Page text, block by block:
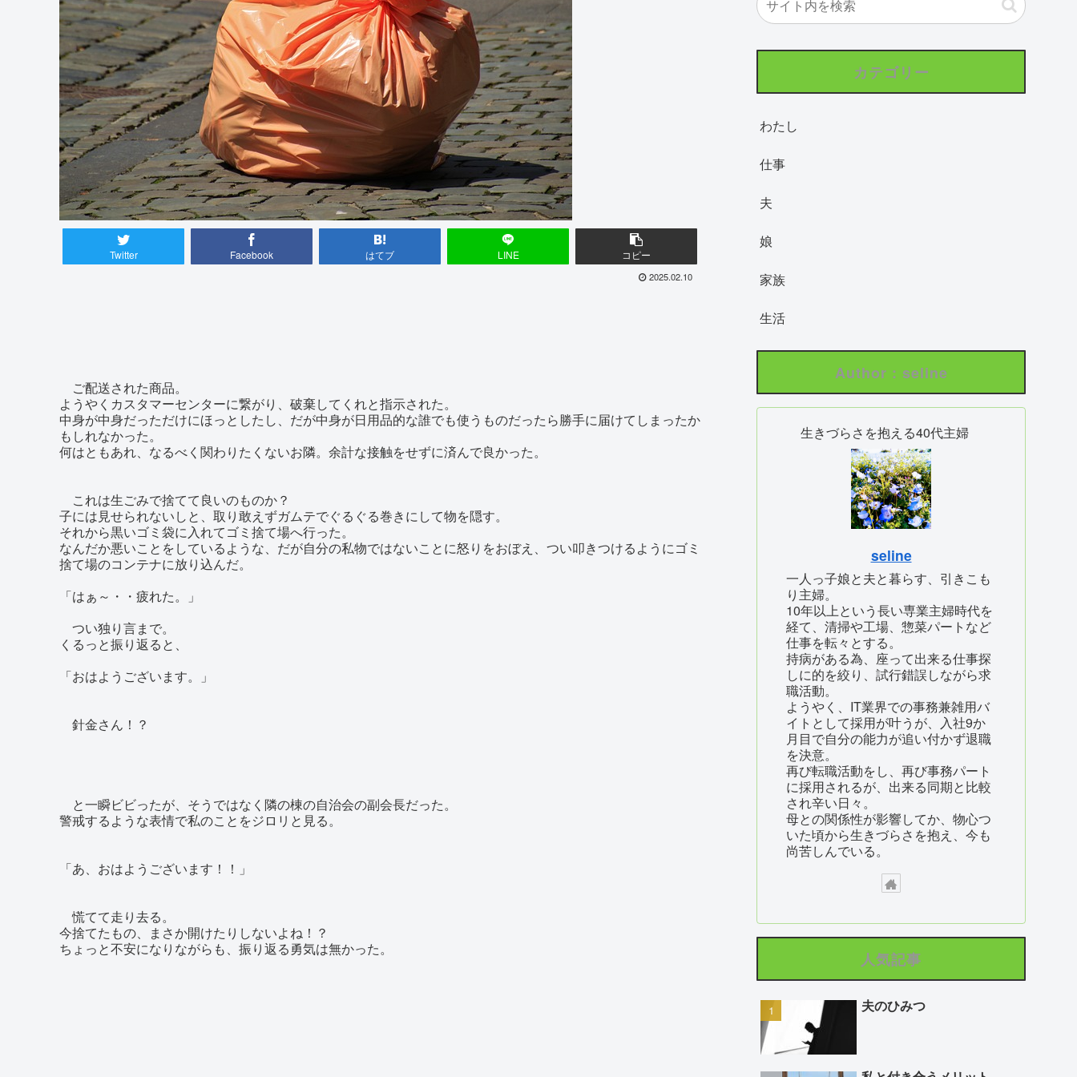
Twitter Facebook はてブ LINE コピー
2025.02.10
ご配送された商品。
ようやくカスタマーセンターに繋がり、破棄してくれと指示された。
中身が中身だっただけにほっとしたし、だが中身が日用品的な誰でも使うものだったら勝手に届けてしまったか
もしれなかった。
何はともあれ、なるべく関わりたくないお隣。余計な接触をせずに済んで良かった。
これは生ごみで捨てて良いのものか？
子には見せられないしと、取り敢えずガムテでぐるぐる巻きにして物を隠す。
それから黒いゴミ袋に入れてゴミ捨て場へ行った。
なんだか悪いことをしているような、だが自分の私物ではないことに怒りをおぼえ、つい叩きつけるようにゴミ
捨て場のコンテナに放り込んだ。
「はぁ～・・疲れた。」
つい独り言まで。
くるっと振り返ると、
「おはようございます。」
針金さん！？
と一瞬ビビったが、そうではなく隣の棟の自治会の副会長だった。
警戒するような表情で私のことをジロリと見る。
「あ、おはようございます！！」
慌てて走り去る。
今捨てたもの、まさか開けたりしないよね！？
ちょっと不安になりながらも、振り返る勇気は無かった。
カテゴリー
わたし
仕事
夫
娘
家族
生活
Author : seline
生きづらさを抱える40代主婦
seline
一人っ子娘と夫と暮らす、引きこも
り主婦。
10年以上という長い専業主婦時代を
経て、清掃や工場、惣菜パートなど
仕事を転々とする。
持病がある為、座って出来る仕事探
しに的を絞り、試行錯誤しながら求
職活動。
ようやく、IT業界での事務兼雑用バ
イトとして採用が叶うが、入社9か
月目で自分の能力が追い付かず退職
を決意。
再び転職活動をし、再び事務パート
に採用されるが、出来る同期と比較
され辛い日々。
母との関係性が影響してか、物心つ
いた頃から生きづらさを抱え、今も
尚苦しんでいる。
人気記事
夫のひみつ